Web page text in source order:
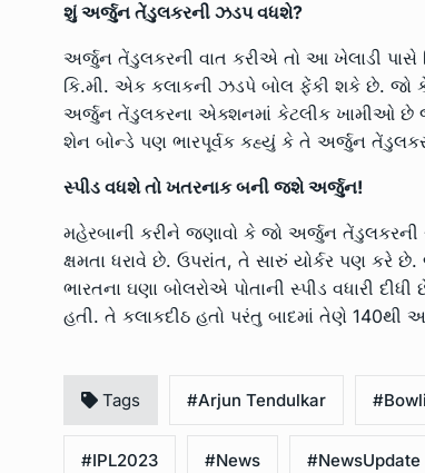
શું અર્જુન તેંડુલકરની ઝડપ વધશે?
અર્જુન તેંડુલકરની વાત કરીએ તો આ ખેલાડી પાસે
કિ.મી. એક કલાકની ઝડપે બોલ ફેંકી શકે છે. જો કે
અર્જુન તેંડુલકરના એક્શનમાં કેટલીક ખામીઓ છે
શેન બોન્ડે પણ ભારપૂર્વક કહ્યું કે તે અર્જુન
સ્પીડ વધશે તો ખતરનાક બની જશે અર્જુન!
મહેરબાની કરીને જણાવો કે જો અર્જુન
ક્ષમતા ધરાવે છે. ઉપરાંત, તે સારું યોર્કર પણ કરે
ભારતના ઘણા બોલરોએ પોતાની સ્પીડ વધારી
હતી. તે કલાકદીઠ હતો પરંતુ બાદમાં તેણે
Tags #Arjun Tendulkar
#IPL2023 #News #NewsUpdate